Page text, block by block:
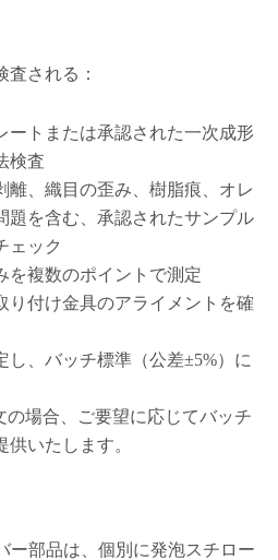
される：
ートまたは承認された一次成形
検査
離、織目の歪み、樹脂痕、オレ
題を含む、承認されたサンプル
ェック
を複数のポイントで測定
り付け金具のアライメントを確
し、バッチ標準（公差±5%）に
の場合、ご要望に応じてバッチ
いたします。
ー部品は、個別に発泡スチロー